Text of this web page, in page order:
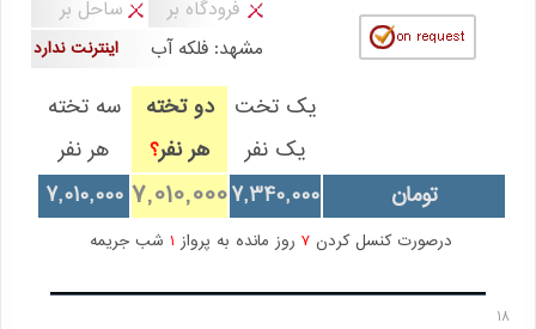
فرودگاه بر
ساحل بر
اینترنت ندارد مشهد: فلکه آب
یک تخت
یک نفر
دو تخته
هر نفر؟
سه تخته
هر نفر
تومان
7,340,000
7,010,000
7,010,000
درصورت کنسل کردن 7 روز مانده به پرواز شب جریمه
18